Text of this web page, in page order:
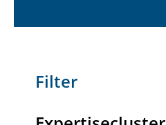
Filter